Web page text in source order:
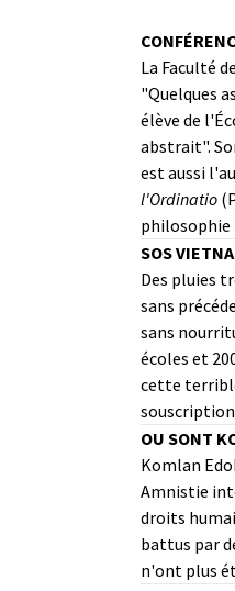
La Faculté
"Quelques
élève de
abstrait".
est aussi
l'Ordinatio
philosophie
SOS
Des pluies
sans
sans
écoles et
cette
souscription
OU SONT
Komlan
Amnistie
droits
battus par
n'ont plus